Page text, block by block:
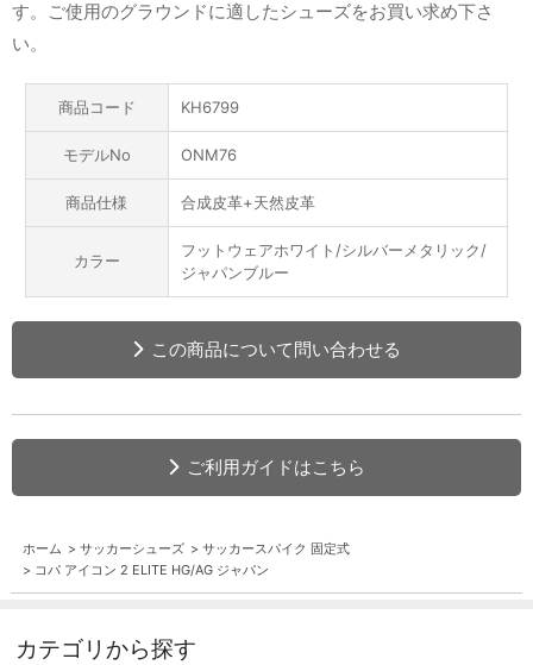
す。ご使用のグラウンドに適したシューズをお買い求め下さ
い。
商品コード KH6799
モデルNo ONM76
商品仕様 合成皮革+天然皮革
カラー
フットウェアホワイト/シルバーメタリック/
ジャパンブルー
この商品について問い合わせる
ご利用ガイドはこちら
ホーム > サッカーシューズ > サッカースパイク 固定式
> コパ アイコン 2 ELITE HG/AG ジャパン
カテゴリから探す